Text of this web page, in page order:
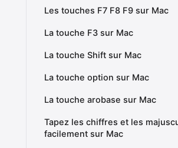
Les touches F7 F8 F9 sur Mac
La touche F3 sur Mac
La touche Shift sur Mac
La touche option sur Mac
La touche arobase sur Mac
Tapez les chiffres et les
facilement sur Mac